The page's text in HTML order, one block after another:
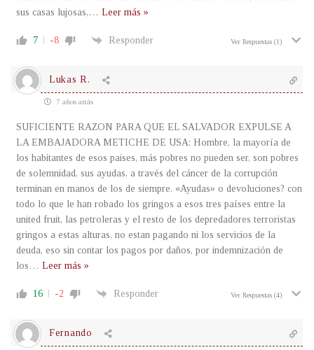
sus casas lujosas, … Leer más »
7 -8 Responder Ver Respuestas (1)
Lukas R.
7 años atrás
SUFICIENTE RAZON PARA QUE EL SALVADOR EXPULSE A
LA EMBAJADORA METICHE DE USA: Hombre, la mayoría de
los habitantes de esos paises, más pobres no pueden ser, son pobres
de solemnidad, sus ayudas, a través del cáncer de la corrupción
terminan en manos de los de siempre. «Ayudas» o devoluciones? con
todo lo que le han robado los gringos a esos tres países entre la
united fruit, las petroleras y el resto de los depredadores terroristas
gringos a estas alturas, no estan pagando ni los servicios de la
deuda, eso sin contar los pagos por daños, por indemnización de
los … Leer más »
16 -2 Responder Ver Respuestas (4)
Fernando